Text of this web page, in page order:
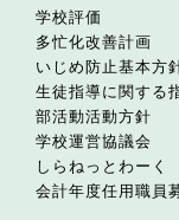
学校評価
多忙化改善計画
いじめ防止基本方
生徒指導に関する
部活動活動方針
学校運営協議会
しらねっとわーく
会計年度任用職員